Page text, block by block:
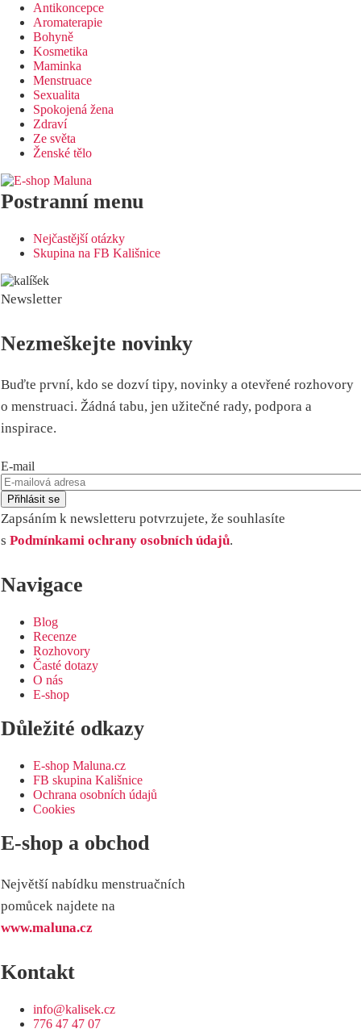
Antikoncepce
Aromaterapie
Bohyně
Kosmetika
Maminka
Menstruace
Sexualita
Spokojená žena
Zdraví
Ze světa
Ženské tělo
Postranní menu
Nejčastější otázky
Skupina na FB Kališnice
Newsletter
Nezmeškejte novinky
Buďte první, kdo se dozví tipy, novinky a otevřené rozhovory
o menstruaci. Žádná tabu, jen užitečné rady, podpora a
inspirace.
E-mail
Zapsáním k newsletteru potvrzujete, že souhlasíte
s Podmínkami ochrany osobních údajů.
Navigace
Blog
Recenze
Rozhovory
Časté dotazy
O nás
E-shop
Důležité odkazy
E-shop Maluna.cz
FB skupina Kališnice
Ochrana osobních údajů
Cookies
E-shop a obchod
Největší nabídku menstruačních
pomůcek najdete na
www.maluna.cz
Kontakt
info@kalisek.cz
776 47 47 07